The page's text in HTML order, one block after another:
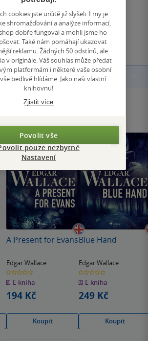
všechna hodnocení
Přidat hodnocení
A Present for Evans
Edgar Wallace
0.0
z
5
hvězdiček
E-kniha
194 Kč
Koupit
Blue Hand
Edgar Wallace
0.0
z
5
hvězdiček
E-kniha
249 Kč
Koupit
cookies jste určitě již slyšeli. I my je
shromažďování a analýze informací,
dobře fungoval a mohli jsme ho
Také nám pomáhají ukazovat
reklamu. Žádných 50 odstínů, ale
v originále. Váš souhlas může předat
platformám i některé vaše osobní
bedlivě hlídáme. Jako naši vlastní
knihovnu!
Zjistit více
Povolit vše
pouze nezbytné
Nastavení